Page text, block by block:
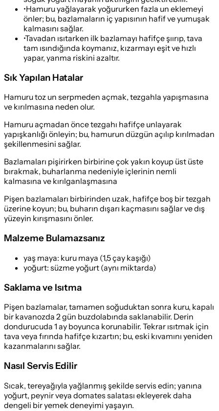
•Hamuru yağlayarak yoğururken fazla un eklemeyi
önler; bu, bazlamaların iç yapısının hafif ve yumuşak
kalmasını sağlar.
•Tavadan ısıtarken ilk bazlamayı hafifçe şıırıp, tava
tam ısındığında koymanız, kızarmayı eşit ve hızlı
yapar, yanma riskini azaltır.
Sık Yapılan Hatalar
Hamuru toz un serpmeden açmak, tezgahla yapışmasına
ve kırılmasına neden olur.
Hamuru açmadan önce tezgahı hafifçe unlayarak
yapışkanlığı önleyin; bu, hamurun düzgün açılıp kırılmadan
şekillenmesini sağlar.
Bazlamaları pişirirken birbirine çok yakın koyup üst üste
bırakmak, buharlanma nedeniyle içlerinin nemli
kalmasına ve kırılganlaşmasına
Pişen bazlamaları birbirinden uzak, hafifçe boş bir tezgah
üzerine koyun; bu, buharın dışarı kaçmasını sağlar ve dış
yüzeyin kırışmasını önler.
Malzeme Bulamazsanız
yaş maya: kuru maya (1,5 çay kaşığı)
yoğurt: süzme yoğurt (aynı miktarda)
Saklama ve Isıtma
Pişen bazlamalar, tamamen soğuduktan sonra kuru, kapalı
bir kavanozda 2 gün buzdolabında saklanabilir. Derin
dondurucuda 1 ay boyunca korunabilir. Tekrar ısıtmak için
tava veya fırında hafifçe kızartın; bu, eski kıvamını yeniden
kazanmalarını sağlar.
Nasıl Servis Edilir
Sıcak, tereyağıyla yağlanmış şekilde servis edin; yanına
yoğurt, peynir veya domates salatası ekleyerek daha
dengeli bir yemek deneyimi yaşayın.